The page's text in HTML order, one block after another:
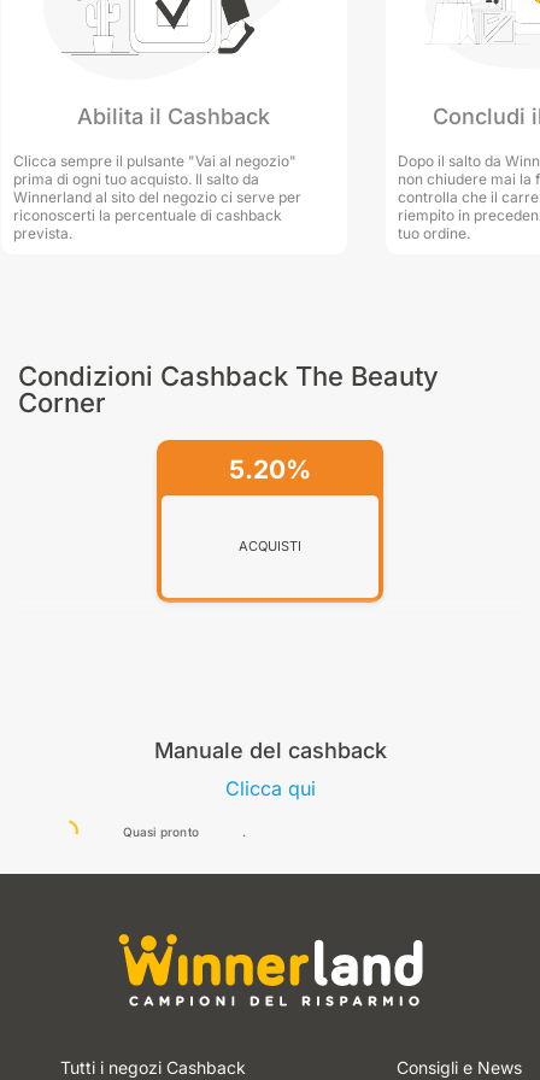
presso The Beauty Corner. Siamo pronti a offrirti consigli e
suggerimenti personalizzati per aiutarti a trovare i prodotti
i risultati desiderati e rivelare la tua bellezza interiore ed
esteriore.
Abilita il Cashback
Clicca sempre il pulsante "Vai al negozio"
prima di ogni tuo acquisto. Il salto da
Winnerland al sito del negozio ci serve per
riconoscerti la percentuale di cashback
prevista.
Concludi
Dopo il salto da
non chiudere mai la
controlla che il
riempito in
tuo ordine.
Condizioni Cashback The Beauty
Corner
5.20%
ACQUISTI
Manuale del cashback
Clicca qui
Quasi pronto
Tutti i negozi Cashback Consigli e News